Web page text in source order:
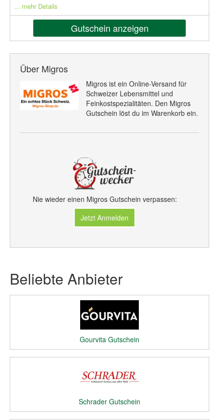
... mehr Details
Gutschein anzeigen
Über Migros
Migros ist ein Online-Versand für
Schweizer Lebensmittel und
Feinkostspezialitäten. Den Migros
Gutschein löst du im Warenkorb ein.
Nie wieder einen Migros Gutschein verpassen:
Jetzt Anmelden
Beliebte Anbieter
Gourvita Gutschein
Schrader Gutschein